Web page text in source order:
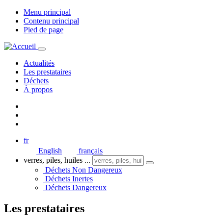
Menu principal
Contenu principal
Pied de page
Actualités
Les prestataires
Déchets
À propos
fr
English
français
verres, piles, huiles ...
Déchets Non Dangereux
Déchets Inertes
Déchets Dangereux
Les prestataires